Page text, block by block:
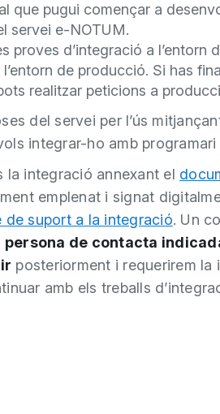
que pugui començar a
servei e-NOTUM.
proves d’integració a l’entorn
de producció. Si has
realitzar peticions a
del servei per l’ús
integrar-ho amb programari
la integració annexant el
emplenat i signat
suport a la integració. Un
persona de contacta
posteriorment i requerirem la
amb els treballs